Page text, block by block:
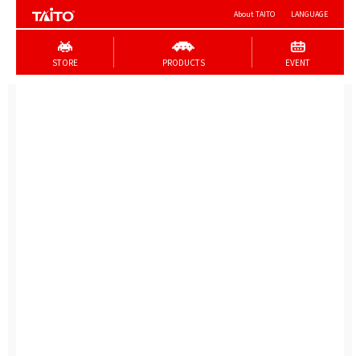
About TAITO LANGUAGE
STORE PRODUCTS EVENT